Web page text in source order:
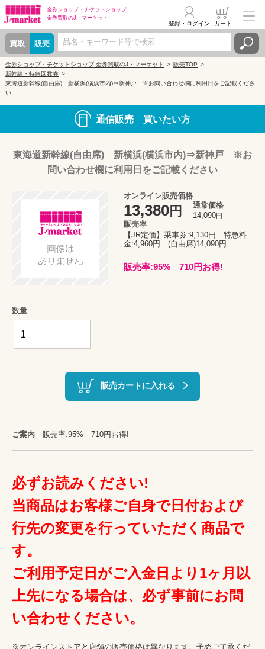
金券ショップ・ チケットショップ
金券買取のJ・マーケット
買取 販売
登録・ログイン カート
金券ショップ・チケットショップ 金券買取のJ・マーケット
販売TOP
新幹線・特急回数券
東海道新幹線(自由席) 新横浜(横浜市内)⇒新神戸 ※お問い合わせ欄に利用日をご記載くださ
い
通信販売 買いたい方
東海道新幹線(自由席) 新横浜(横浜市内)⇒新神戸 ※お
問い合わせ欄に利用日をご記載ください
オンライン販売価格
13,380円
通常価格
14,090円
販売率
【JR定価】乗車券:9,130円 特急料
金:4,960円 (自由席)14,090円
販売率:95% 710円お得!
数量
販売カートに入れる
ご案内 販売率:95% 710円お得!
必ずお読みください!
当商品はお客様ご自身で日付および
行先の変更を行っていただく商品で
す。
ご利用予定日がご入金日より1ヶ月以
上先になる場合は、必ず事前にお問
い合わせください。
※オンラインストアと店舗の販売価格は異なります。予めご了承くだ